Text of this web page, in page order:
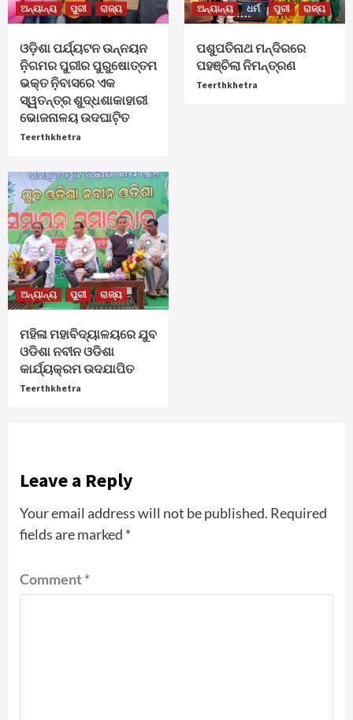
ଅନ୍ୟାନ୍ୟ ପୁରୀ ରାଜ୍ୟ
ଓଡ଼ିଶା ପର୍ଯ୍ୟଟନ ଉନ୍ନୟନ
ନ଼ିଗମର ପୁରୀର ପୁରୁଷୋତ୍ତମ
ଭକ୍ତ ନ଼ିବାସରେ ଏକ
ସ୍ୱତନ୍ତ୍ର ଶୁଦ୍ଧଶାକାହାରୀ
ଭୋଜନାଳୟ ଉଦଘାଟ଼ିତ
Teerthkhetra
ଅନ୍ୟାନ୍ୟ ଧର୍ମ ପୁରୀ ରାଜ୍ୟ
ପଶୁପତିନାଥ ମନ୍ଦିରରେ
ପହଞ୍ଚିଲା ନିମନ୍ତ୍ରଣ
Teerthkhetra
ଅନ୍ୟାନ୍ୟ ପୁରୀ ରାଜ୍ୟ
ମହିଳା ମହାବିଦ୍ୟାଳୟରେ ଯୁବ
ଓଡିଶା ନବୀନ ଓଡିଶା
କାର୍ଯ୍ୟକ୍ରମ ଉଦଯାପିତ
Teerthkhetra
Leave a Reply
Your email address will not be published. Required
fields are marked *
Comment*